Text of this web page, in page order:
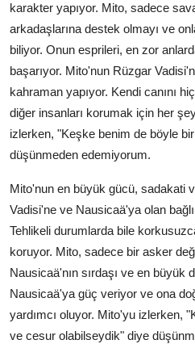
karakter yapıyor. Mito, sadece
arkadaşlarına destek olmayı ve
biliyor. Onun esprileri, en zor
başarıyor. Mito'nun Rüzgar
kahraman yapıyor. Kendi canını
diğer insanları korumak için her
izlerken, "Keşke benim de böyle
düşünmeden edemiyorum.
Mito'nun en büyük gücü, sadakati
Vadisi'ne ve Nausicaä'ya olan
Tehlikeli durumlarda bile
koruyor. Mito, sadece bir asker
Nausicaä'nın sırdaşı ve en büyük
Nausicaä'ya güç veriyor ve ona
yardımcı oluyor. Mito'yu izlerken,
ve cesur olabilseydik" diye